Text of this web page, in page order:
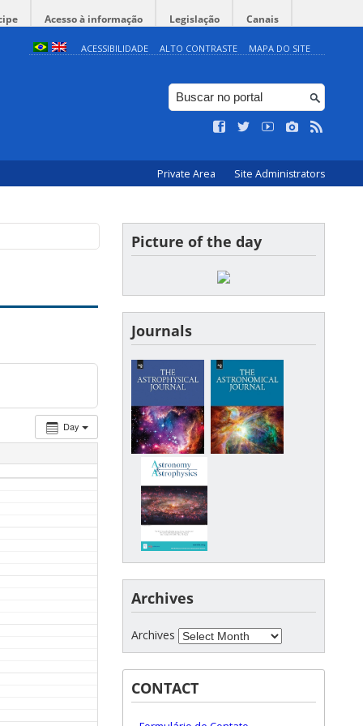
Acesso à informação Legislação Canais
ACESSIBILIDADE ALTO CONTRASTE MAPA DO SITE
Private Area Site Administrators
Day
Picture of the day
Journals
Archives
Archives
CONTACT